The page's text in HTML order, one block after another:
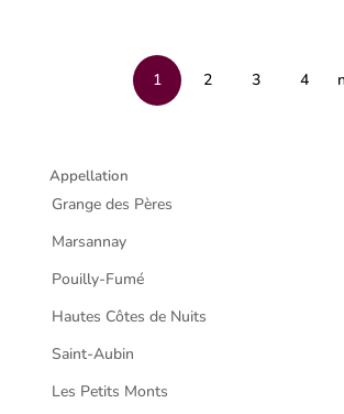
1 2 3 4
Appellation
Grange des Pères
Marsannay
Pouilly-Fumé
Hautes Côtes de Nuits
Saint-Aubin
Les Petits Monts